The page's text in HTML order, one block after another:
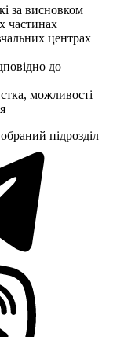
за висновком
частинах
центрах
до
можливості
підрозділ